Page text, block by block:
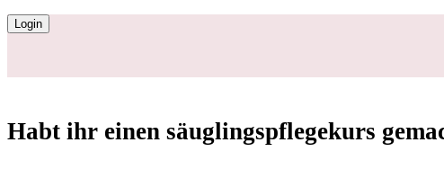
Login
Habt ihr einen säuglingspflegekurs